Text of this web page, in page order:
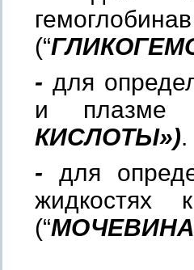
(“
- для
и плазме
КИСЛОТЫ»).
-для
жидкостях
(“МОЧЕВИНА